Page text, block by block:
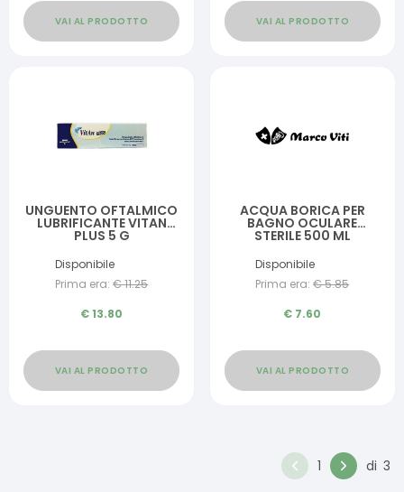
VAI AL PRODOTTO VAI AL PRODOTTO
UNGUENTO OFTALMICO
LUBRIFICANTE VITAN
PLUS 5 G
Disponibile
Prima era: €11.25
€13.80
VAI AL PRODOTTO
ACQUA BORICA PER
BAGNO OCULARE
STERILE 500 ML
Disponibile
Prima era: €5.85
€ 7.60
VAI AL PRODOTTO
1 di 3